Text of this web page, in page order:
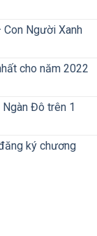
Con Người Xanh
cho năm 2022
Đô trên 1
ký chương